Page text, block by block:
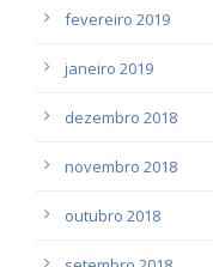
fevereiro 2019
janeiro 2019
dezembro 2018
novembro 2018
outubro 2018